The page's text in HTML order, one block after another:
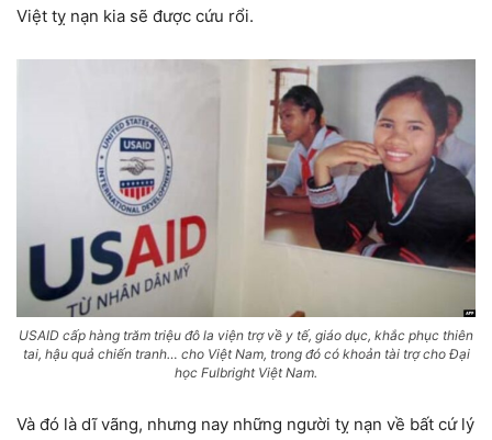
Việt tỵ nạn kia sẽ được cứu rổi.
USAID cấp hàng trăm triệu đô la viện trợ về y tế, giáo dục, khắc phục thiên
tai, hậu quả chiến tranh… cho Việt Nam, trong đó có khoản tài trợ cho Đại
học Fulbright Việt Nam.
Và đó là dĩ vãng, nhưng nay những người tỵ nạn về bất cứ lý